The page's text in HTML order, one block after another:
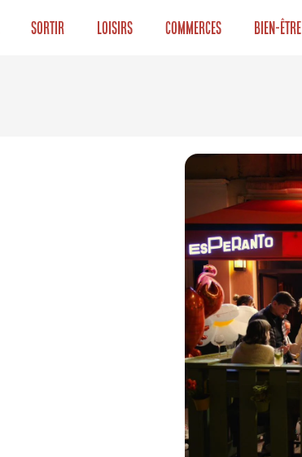
Sortir Loisirs Commerces Bien-être